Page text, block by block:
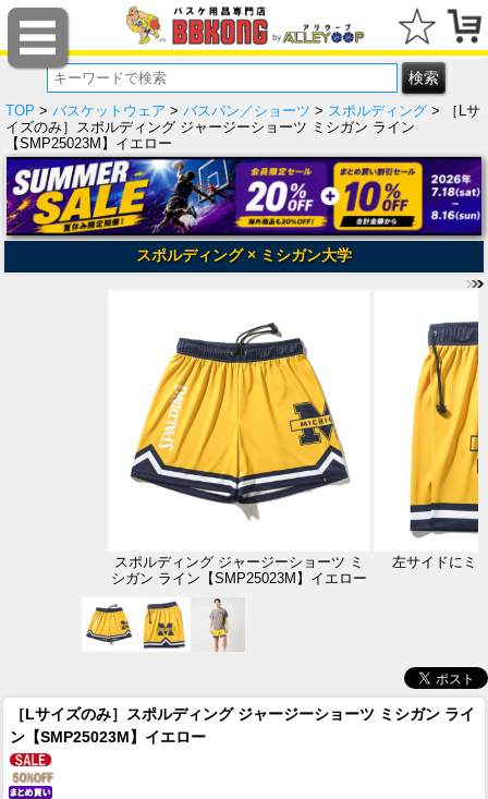
TOP > バスケットウェア > バスパン／ショーツ > スポルディング > ［Lサ
イズのみ］スポルディング ジャージーショーツ ミシガン ライン
【SMP25023M】イエロー
スポルディング × ミシガン大学
スポルディング ジャージーショーツ ミ
シガン ライン【SMP25023M】イエロー
左サイドにミ
［Lサイズのみ］スポルディング ジャージーショーツ ミシガン ライ
ン【SMP25023M】イエロー